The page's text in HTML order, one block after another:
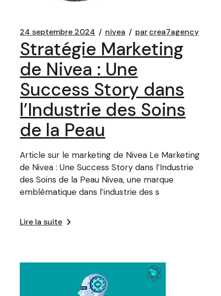
24 septembre 2024 nivea parcrea7agency
Stratégie Marketing
de Nivea : Une
Success Story dans
l’Industrie des Soins
de la Peau
Article sur le marketing de Nivea Le Marketing
de Nivea : Une Success Story dans l’Industrie
des Soins de la Peau Nivea, une marque
emblématique dans l’industrie des s
Lire la suite